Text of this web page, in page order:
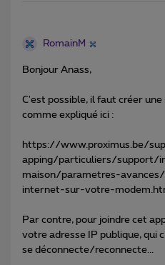
RomainM
Bonjour Anass,
C'est possible, il faut créer
comme expliqué ici :
https://www.proximus.be/
apping/particuliers/
maison/parametres-
internet-sur-votre-
Par contre, pour joindre cet
votre adresse IP publique, qui
se déconnecte/reconnecte...